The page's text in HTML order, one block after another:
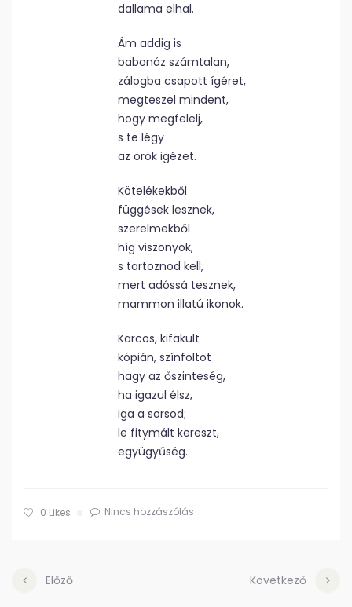
dallama elhal.
Ám addig is
babonáz számtalan,
zálogba csapott ígéret,
megteszel mindent,
hogy megfelelj,
s te légy
az örök igézet.
Kötelékekből
függések lesznek,
szerelmekből
híg viszonyok,
s tartoznod kell,
mert adóssá tesznek,
mammon illatú ikonok.
Karcos, kifakult
kópián, színfoltot
hagy az őszinteség,
ha igazul élsz,
iga a sorsod;
le fitymált kereszt,
együgyűség.
0 Likes Nincs hozzászólás
Előző Következő